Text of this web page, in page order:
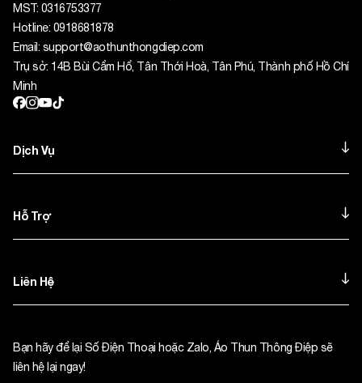
MST: 0316753377
Hotline: 0918681878
Email: support@aothunthongdiep.com
Trụ sở: 14B Bùi Cẩm Hổ, Tân Thới Hoà, Tân Phú, Thành phố Hồ Chí
Minh
Dịch Vụ
Hỗ Trợ
Liên Hệ
Bạn hãy để lại Số Điện Thoại hoặc Zalo, Áo Thun Thông Điệp sẽ
liên hệ lại ngay!